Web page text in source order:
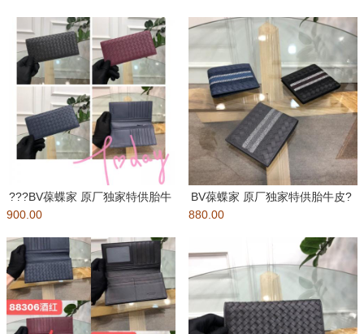
???BV葆蝶家 原厂独家特供胎牛
皮?纯手工编织 皮质越用越
900.00
BV葆蝶家 原厂独家特供胎牛皮?
纯手工编织 皮质越用越柔软
880.00